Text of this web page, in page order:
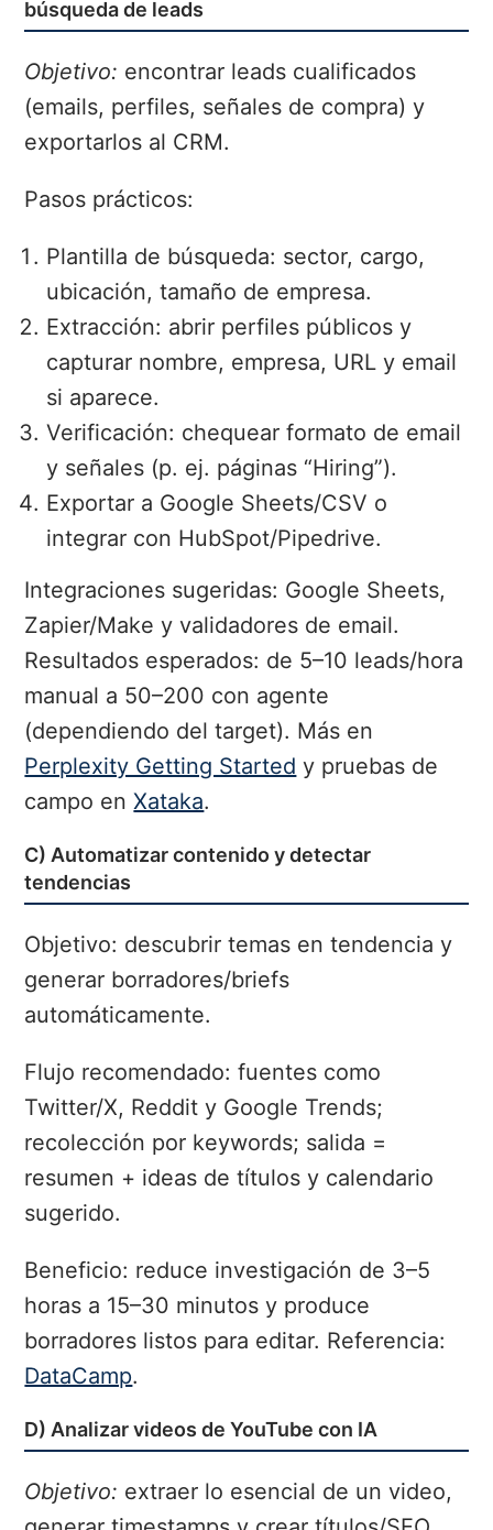
búsqueda de leads
Objetivo: encontrar leads cualificados
(emails, perfiles, señales de compra) y
exportarlos al CRM.
Pasos prácticos:
Plantilla de búsqueda: sector, cargo,
ubicación, tamaño de empresa.
Extracción: abrir perfiles públicos y
capturar nombre, empresa, URL y email
si aparece.
Verificación: chequear formato de email
y señales (p. ej. páginas “Hiring”).
Exportar a Google Sheets/CSV o
integrar con HubSpot/Pipedrive.
Integraciones sugeridas: Google Sheets,
Zapier/Make y validadores de email.
Resultados esperados: de 5–10 leads/hora
manual a 50–200 con agente
(dependiendo del target). Más en
Perplexity Getting Started y pruebas de
campo enXataka.
C) Automatizar contenido y detectar
tendencias
Objetivo: descubrir temas en tendencia y
generar borradores/briefs
automáticamente.
Flujo recomendado: fuentes como
Twitter/X, Reddit y Google Trends;
recolección por keywords; salida =
resumen + ideas de títulos y calendario
sugerido.
Beneficio: reduce investigación de 3–5
horas a 15–30 minutos y produce
borradores listos para editar. Referencia:
DataCamp.
D) Analizar videos de YouTube con IA
Objetivo: extraer lo esencial de un video,